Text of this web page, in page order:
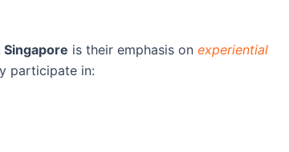
is their emphasis on experiential
participate in: